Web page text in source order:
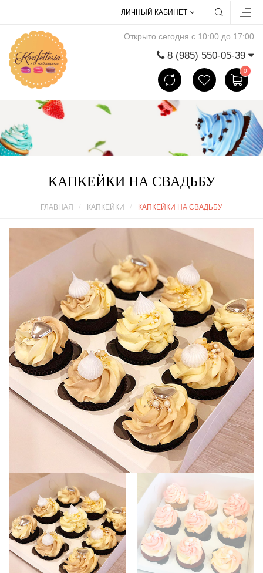
ЛИЧНЫЙ КАБИНЕТ
Открыто сегодня с 10:00 до 17:00
8 (985) 550-05-39
0
КАПКЕЙКИ НА СВАДЬБУ
ГЛАВНАЯ КАПКЕЙКИ КАПКЕЙКИ НА СВАДЬБУ